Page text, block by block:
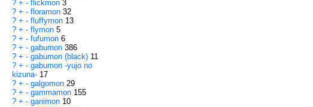
? + - flickmon 3
? + - floramon 32
? + - fluffymon 13
? + - flymon 5
? + - fufumon 6
? + - gabumon 386
? + - gabumon (black) 11
? + - gabumon -yujo no
kizuna- 17
? + - galgomon 29
? + - gammamon 155
? + - ganimon 10